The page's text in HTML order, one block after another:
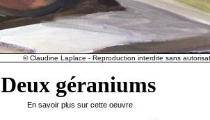
© Claudine Laplace - Reproduction interdite sans
Deux géraniums
En savoir plus sur cette oeuvre